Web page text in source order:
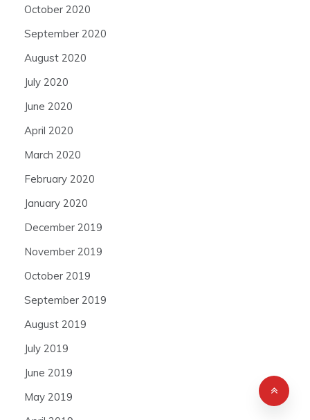
October 2020
September 2020
August 2020
July 2020
June 2020
April 2020
March 2020
February 2020
January 2020
December 2019
November 2019
October 2019
September 2019
August 2019
July 2019
June 2019
May 2019